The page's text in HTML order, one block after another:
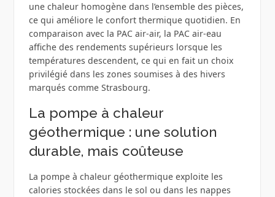
une chaleur homogène dans l’ensemble des pièces,
ce qui améliore le confort thermique quotidien. En
comparaison avec la PAC air-air, la PAC air-eau
affiche des rendements supérieurs lorsque les
températures descendent, ce qui en fait un choix
privilégié dans les zones soumises à des hivers
marqués comme Strasbourg.
La pompe à chaleur
géothermique : une solution
durable, mais coûteuse
La pompe à chaleur géothermique exploite les
calories stockées dans le sol ou dans les nappes